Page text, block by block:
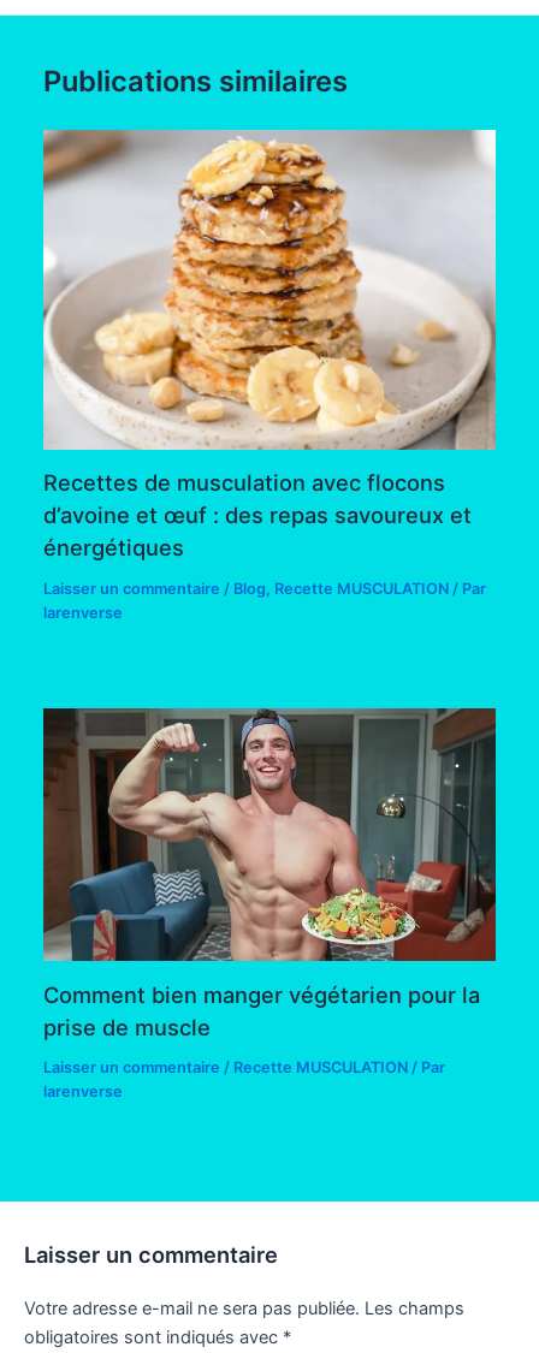
Publications similaires
Recettes de musculation avec flocons
d’avoine et œuf : des repas savoureux et
énergétiques
Laisser un commentaire / Blog, Recette MUSCULATION / Par
larenverse
Comment bien manger végétarien pour la
prise de muscle
Laisser un commentaire / Recette MUSCULATION / Par
larenverse
Laisser un commentaire
Votre adresse e-mail ne sera pas publiée. Les champs
obligatoires sont indiqués avec *